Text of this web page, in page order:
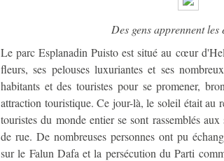
Des gens apprennent les
Le parc Esplanadin Puisto est situé au cœur
fleurs, ses pelouses luxuriantes et ses
habitants et des touristes pour se promener,
attraction touristique. Ce jour-là, le soleil était au
touristes du monde entier se sont rassemblés
de rue. De nombreuses personnes ont pu
sur le Falun Dafa et la persécution du Parti